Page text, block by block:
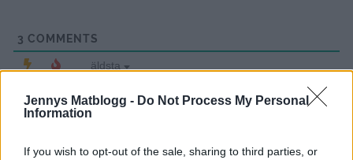
Jennys Matblogg - Do Not Process My Personal
Information
If you wish to opt-out of the sale, sharing to third parties, or
3 COMMENTS
äldsta
Bakverk & Fikastunder